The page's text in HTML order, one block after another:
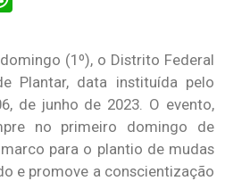
(1º), o Distrito Federal
Plantar, data instituída pelo
de junho de 2023. O evento,
no primeiro domingo de
para o plantio de mudas
e promove a conscientização